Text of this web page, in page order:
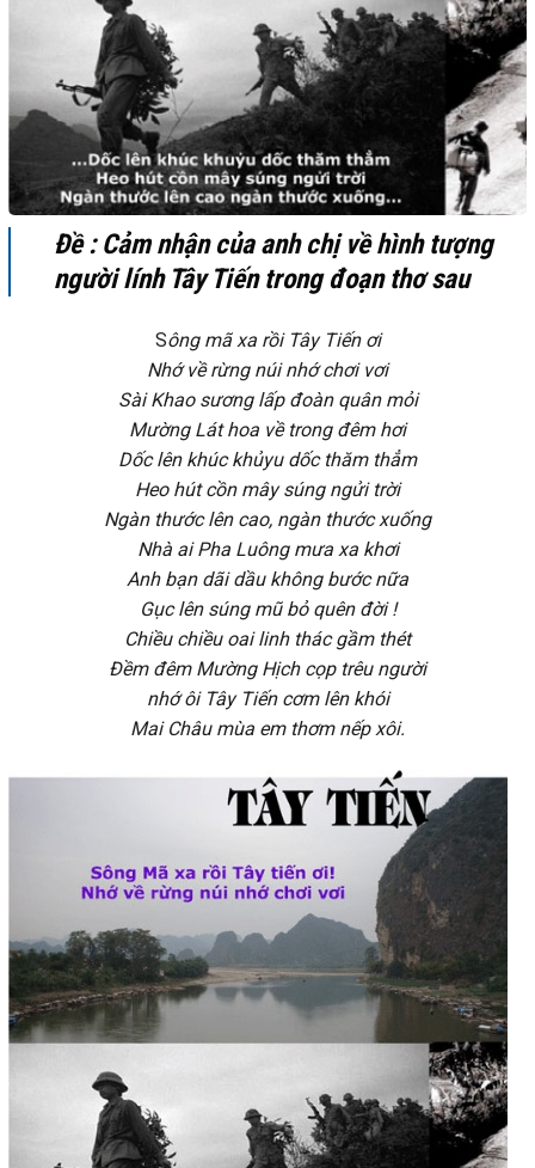
Đề : Cảm nhận của anh chị về hình tượng
người lính Tây Tiến trong đoạn thơ sau
Sông mã xa rồi Tây Tiến ơi
Nhớ về rừng núi nhớ chơi vơi
Sài Khao sương lấp đoàn quân mỏi
Mường Lát hoa về trong đêm hơi
Dốc lên khúc khủyu dốc thăm thẳm
Heo hút cồn mây súng ngửi trời
Ngàn thước lên cao, ngàn thước xuống
Nhà ai Pha Luông mưa xa khơi
Anh bạn dãi dầu không bước nữa
Gục lên súng mũ bỏ quên đời !
Chiều chiều oai linh thác gầm thét
Đềm đêm Mường Hịch cọp trêu người
nhớ ôi Tây Tiến cơm lên khói
Mai Châu mùa em thơm nếp xôi.